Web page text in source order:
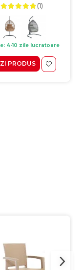
(1)
4-10 zile lucratoare
PRODUS